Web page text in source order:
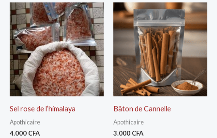
Sel rose de l’himalaya
Apothicaire
4.000 CFA
Bâton de Cannelle
Apothicaire
3.000 CFA